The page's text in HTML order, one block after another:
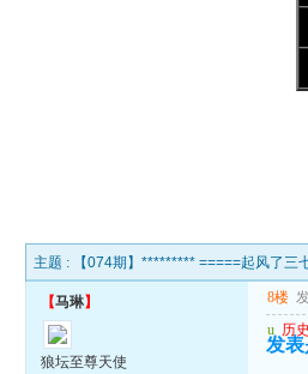
主题 : 【074期】********* =====起风了
【马琳】
狼坛至尊天使
8楼
u 历
发